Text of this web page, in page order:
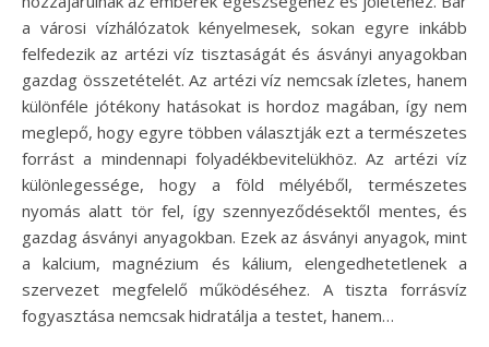
a városi vízhálózatok kényelmesek, sokan egyre inkább
felfedezik az artézi víz tisztaságát és ásványi anyagokban
gazdag összetételét. Az artézi víz nemcsak ízletes, hanem
különféle jótékony hatásokat is hordoz magában, így nem
meglepő, hogy egyre többen választják ezt a természetes
forrást a mindennapi folyadékbevitelükhöz. Az artézi víz
különlegessége, hogy a föld mélyéből, természetes
nyomás alatt tör fel, így szennyeződésektől mentes, és
gazdag ásványi anyagokban. Ezek az ásványi anyagok, mint
a kalcium, magnézium és kálium, elengedhetetlenek a
szervezet megfelelő működéséhez. A tiszta forrásvíz
fogyasztása nemcsak hidratálja a testet, hanem…